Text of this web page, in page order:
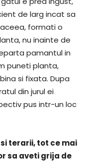
de larg incat sa
formati o
nu inainte de
pamantul in
puneti planta,
si fixata. Dupa
din jurul ei
pus intr-un loc
terarii, tot ce mai
sa aveti grija de